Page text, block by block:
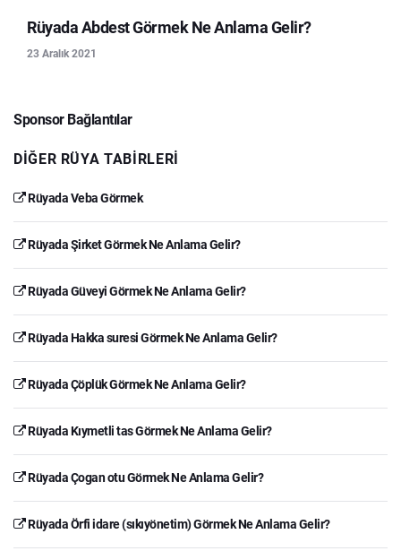
Rüyada Abdest Görmek Ne Anlama Gelir?
23 Aralık 2021
Sponsor Bağlantılar
DIĞER RÜYA TABIRLERI
Rüyada Veba Görmek
Rüyada Şirket Görmek Ne Anlama Gelir?
Rüyada Güveyi Görmek Ne Anlama Gelir?
Rüyada Hakka suresi Görmek Ne Anlama Gelir?
Rüyada Çöplük Görmek Ne Anlama Gelir?
Rüyada Kıymetli tas Görmek Ne Anlama Gelir?
Rüyada Çogan otu Görmek Ne Anlama Gelir?
Rüyada Örfi idare (sıkıyönetim) Görmek Ne Anlama Gelir?